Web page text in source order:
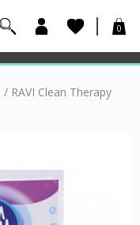
0
/ RAVI Clean Therapy